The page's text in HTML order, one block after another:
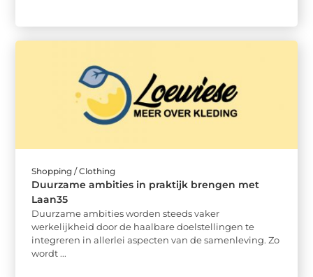
Shopping / Clothing
Duurzame ambities in praktijk brengen met
Laan35
Duurzame ambities worden steeds vaker
werkelijkheid door de haalbare doelstellingen te
integreren in allerlei aspecten van de samenleving. Zo
wordt ...